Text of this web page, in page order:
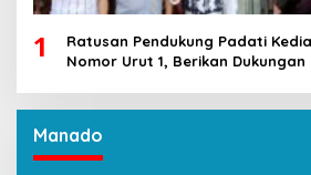
1
Ratusan Pendukung Padati
Nomor Urut 1, Berikan Dukungan
Manado